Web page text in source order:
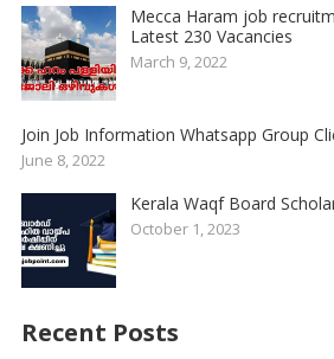
Mecca Haram job
Latest 230 Vacancies
March 9, 2022
Join Job Information Whatsapp Group
June 8, 2022
Kerala Waqf Board
October 1, 2023
Recent Posts